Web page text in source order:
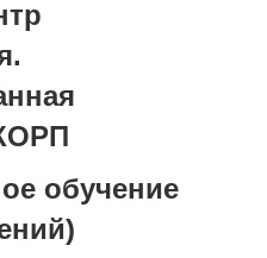
обучение